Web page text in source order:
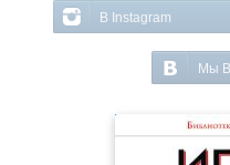
В Instagram
Мы